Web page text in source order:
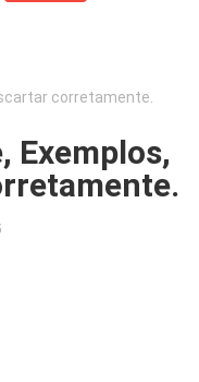
corretamente.
Exemplos,